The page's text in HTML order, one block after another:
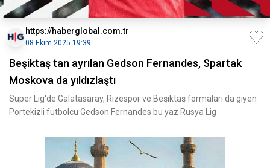
https://haberglobal.com.tr
08 Ekim 2025 19:39
Beşiktaş tan ayrılan Gedson Fernandes, Spartak
Moskova da yıldızlaştı
Süper Lig'de Galatasaray, Rizespor ve Beşiktaş formaları da giyen
Portekizli futbolcu Gedson Fernandes bu yaz Rusya Lig